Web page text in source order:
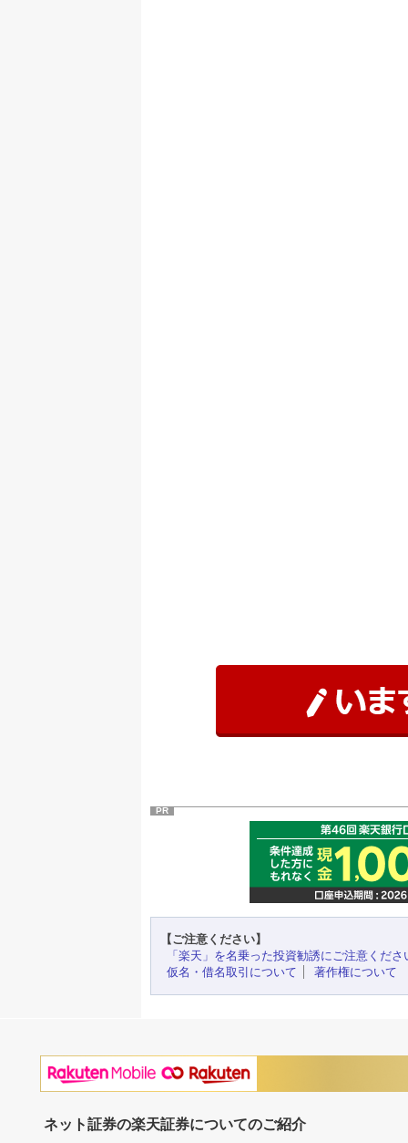
PR
【ご注意ください】
「楽天」を名乗った投資勧誘にご注意くださ
仮名・借名取引について
著作権について
ネット証券の楽天証券についてのご紹介